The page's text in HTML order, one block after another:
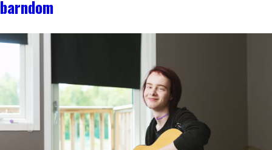
barndom